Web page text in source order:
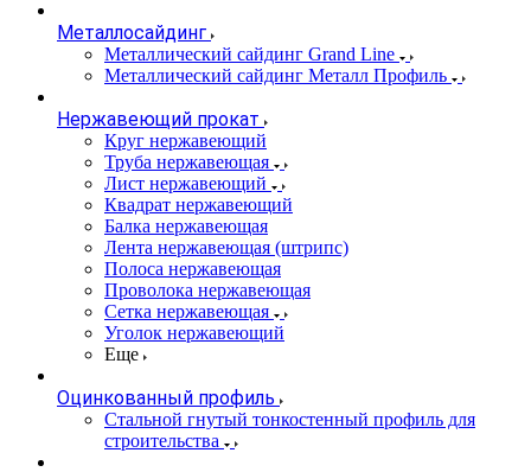
Металлосайдинг
Металлический сайдинг Grand Line
Металлический сайдинг Металл Профиль
Нержавеющий прокат
Круг нержавеющий
Труба нержавеющая
Лист нержавеющий
Квадрат нержавеющий
Балка нержавеющая
Лента нержавеющая (штрипс)
Полоса нержавеющая
Проволока нержавеющая
Сетка нержавеющая
Уголок нержавеющий
Еще
Оцинкованный профиль
Стальной гнутый тонкостенный профиль для
строительства